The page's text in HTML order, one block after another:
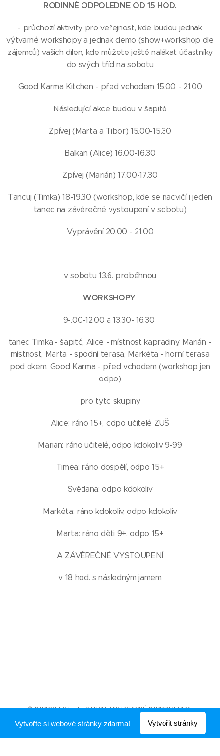
RODINNÉ ODPOLEDNE OD 15 HOD.
- průchozí aktivity pro veřejnost, kde budou jednak
výtvarné workshopy a jednak demo (show+workshop dle
zájemců) vašich dílen, kde můžete ještě nalákat účastníky
do svých tříd na sobotu
Good Karma Kitchen - před vchodem 15.00 - 21.00
Následující akce budou v šapitó
Zpívej (Marta a Tibor) 15.00-15.30
Balkan (Alice) 16.00-16.30
Zpívej (Marián) 17.00-17.30
Tancuj (Timka) 18-19.30 (workshop, kde se nacvičí i jeden
tanec na závěrečné vystoupení v sobotu)
Vyprávění 20.00 - 21.00
v sobotu 13.6. proběhnou
WORKSHOPY
9-.00-12.00 a 13.30- 16.30
tanec Timka - šapitó, Alice - místnost kapradiny, Marián -
místnost, Marta - spodní terasa, Markéta - horní terasa
pod okem, Good Karma - před vchodem (workshop jen
odpo)
pro tyto skupiny
Alice: ráno 15+, odpo učitelé ZUŠ
Marian: ráno učitelé, odpo kdokoliv 9-99
Timea: ráno dospělí, odpo 15+
Světlana: odpo kdokoliv
Markéta: ráno kdokoliv, odpo kdokoliv
Marta: ráno děti 9+, odpo 15+
A ZÁVĚREČNÉ VYSTOUPENÍ
v 18 hod. s následným jamem
© IMPROFEST - FESTIVAL HISTORICKÉ IMPROVIZACE
Vytvořeno službouWebnode
Vytvořte si webové stránky zdarma! Vytvořit stránky